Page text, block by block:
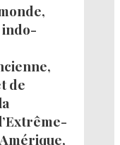
indo-
de